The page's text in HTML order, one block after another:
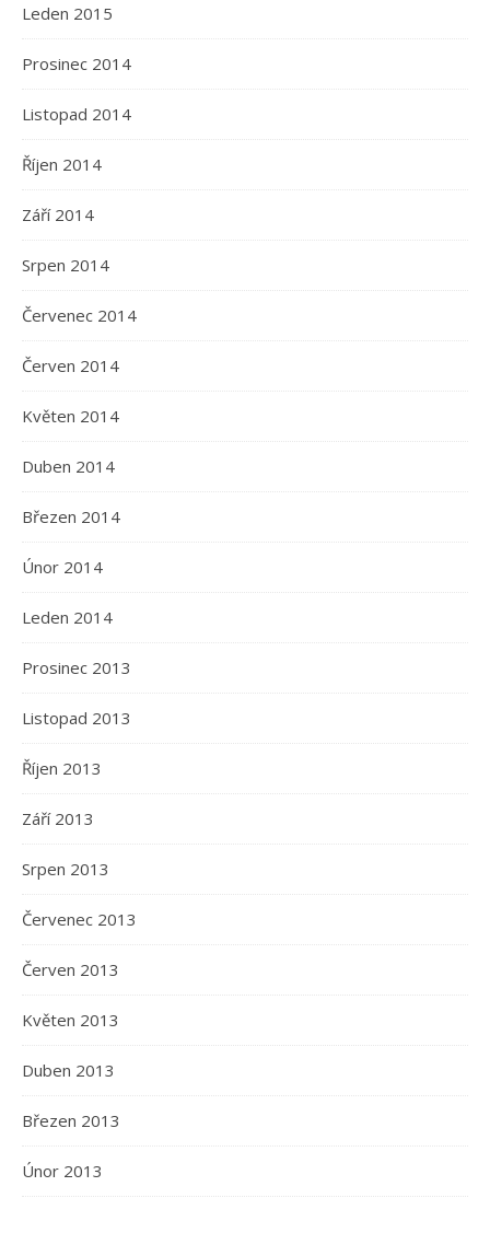
Leden 2015
Prosinec 2014
Listopad 2014
Říjen 2014
Září 2014
Srpen 2014
Červenec 2014
Červen 2014
Květen 2014
Duben 2014
Březen 2014
Únor 2014
Leden 2014
Prosinec 2013
Listopad 2013
Říjen 2013
Září 2013
Srpen 2013
Červenec 2013
Červen 2013
Květen 2013
Duben 2013
Březen 2013
Únor 2013